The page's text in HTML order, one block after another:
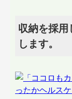
収納を採
します。